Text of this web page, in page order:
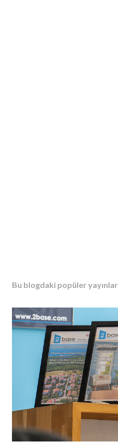
Bu blogdaki popüler yayınlar